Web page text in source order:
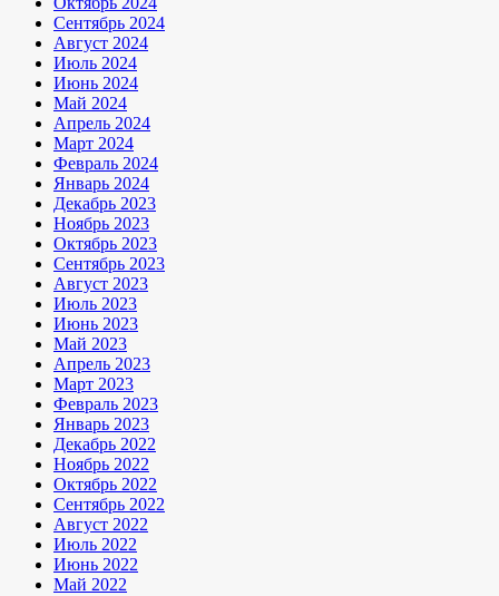
Сентябрь 2024
Август 2024
Июль 2024
Июнь 2024
Май 2024
Апрель 2024
Март 2024
Февраль 2024
Январь 2024
Декабрь 2023
Ноябрь 2023
Октябрь 2023
Сентябрь 2023
Август 2023
Июль 2023
Июнь 2023
Май 2023
Апрель 2023
Март 2023
Февраль 2023
Январь 2023
Декабрь 2022
Ноябрь 2022
Октябрь 2022
Сентябрь 2022
Август 2022
Июль 2022
Июнь 2022
Май 2022